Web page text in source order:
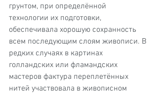
грунтом, при определённой
технологии их подготовки,
обеспечивала хорошую сохранность
всем последующим слоям живописи. В
редких случаях в картинах
голландских или фламандских
мастеров фактура переплетённых
нитей участвовала в живописном